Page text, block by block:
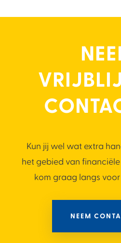
Kun jij wel wat extra
het gebied van
kom graag langs
NEEM